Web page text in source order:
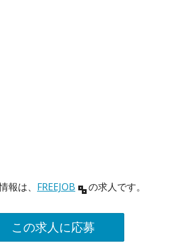
報は、 FREEJOB の求人です。
この求人に応募